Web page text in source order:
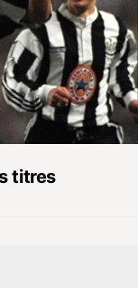
titres